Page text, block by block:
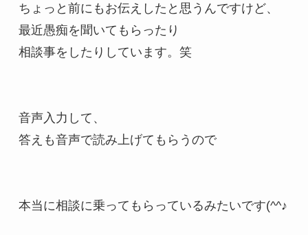
ちょっと前にもお伝えしたと思うんですけど、
最近愚痴を聞いてもらったり
相談事をしたりしています。笑
音声入力して、
答えも音声で読み上げてもらうので
本当に相談に乗ってもらっているみたいです(^^♪